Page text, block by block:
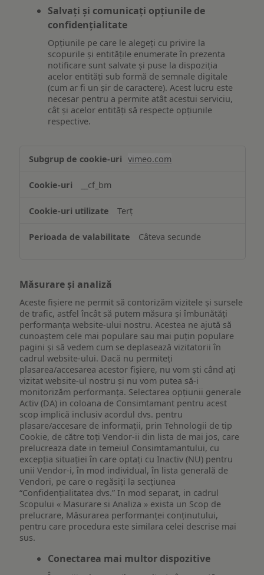
Salvați și comunicați opțiunile de
confidențialitate
Opțiunile pe care le alegeți cu privire la
scopurile și entitățile enumerate în prezenta
notificare sunt salvate și puse la dispoziția
acelor entități sub formă de semnale digitale
(cum ar fi un șir de caractere). Acest lucru este
necesar pentru a permite atât acestui serviciu,
cât și acelor entități să respecte opțiunile
respective.
Asigurarea
funcționalităților
website-
ului
vimeo.com
__cf_bm
Terț
Câteva secunde
Măsurare și analiză
Aceste fișiere ne permit să contorizăm vizitele și sursele
de trafic, astfel încât să putem măsura și îmbunătăți
performanța website-ului nostru. Acestea ne ajută să
cunoaștem cele mai populare sau mai puțin populare
pagini și să vedem cum se deplasează vizitatorii în
cadrul website-ului. Dacă nu permiteți
plasarea/accesarea acestor fișiere, nu vom ști când ați
vizitat website-ul nostru și nu vom putea să-i
monitorizăm performanța. Selectarea opțiunii generale
Activ (DA) in coloana de Consimtamant pentru acest
scop implică inclusiv acordul dvs. pentru
plasare/accesare de informații, prin Tehnologii de tip
Cookie, de către toți Vendor-ii din lista de mai jos, care
prelucreaza date in temeiul Consimtamantului, cu
excepția situației în care optați cu Inactiv (NU) pentru
unii Vendor-i, în mod individual, în lista generală de
Vendori, pe care o regăsiți la secțiunea
“Confidențialitatea dvs.” In mod separat, in cadrul
Scopului « Masurare si Analiza » exista un Scop de
prelucrare, Măsurarea performanței conținutului,
pentru care procedura este similara celei descrise mai
sus.
Conectarea mai multor dispozitive